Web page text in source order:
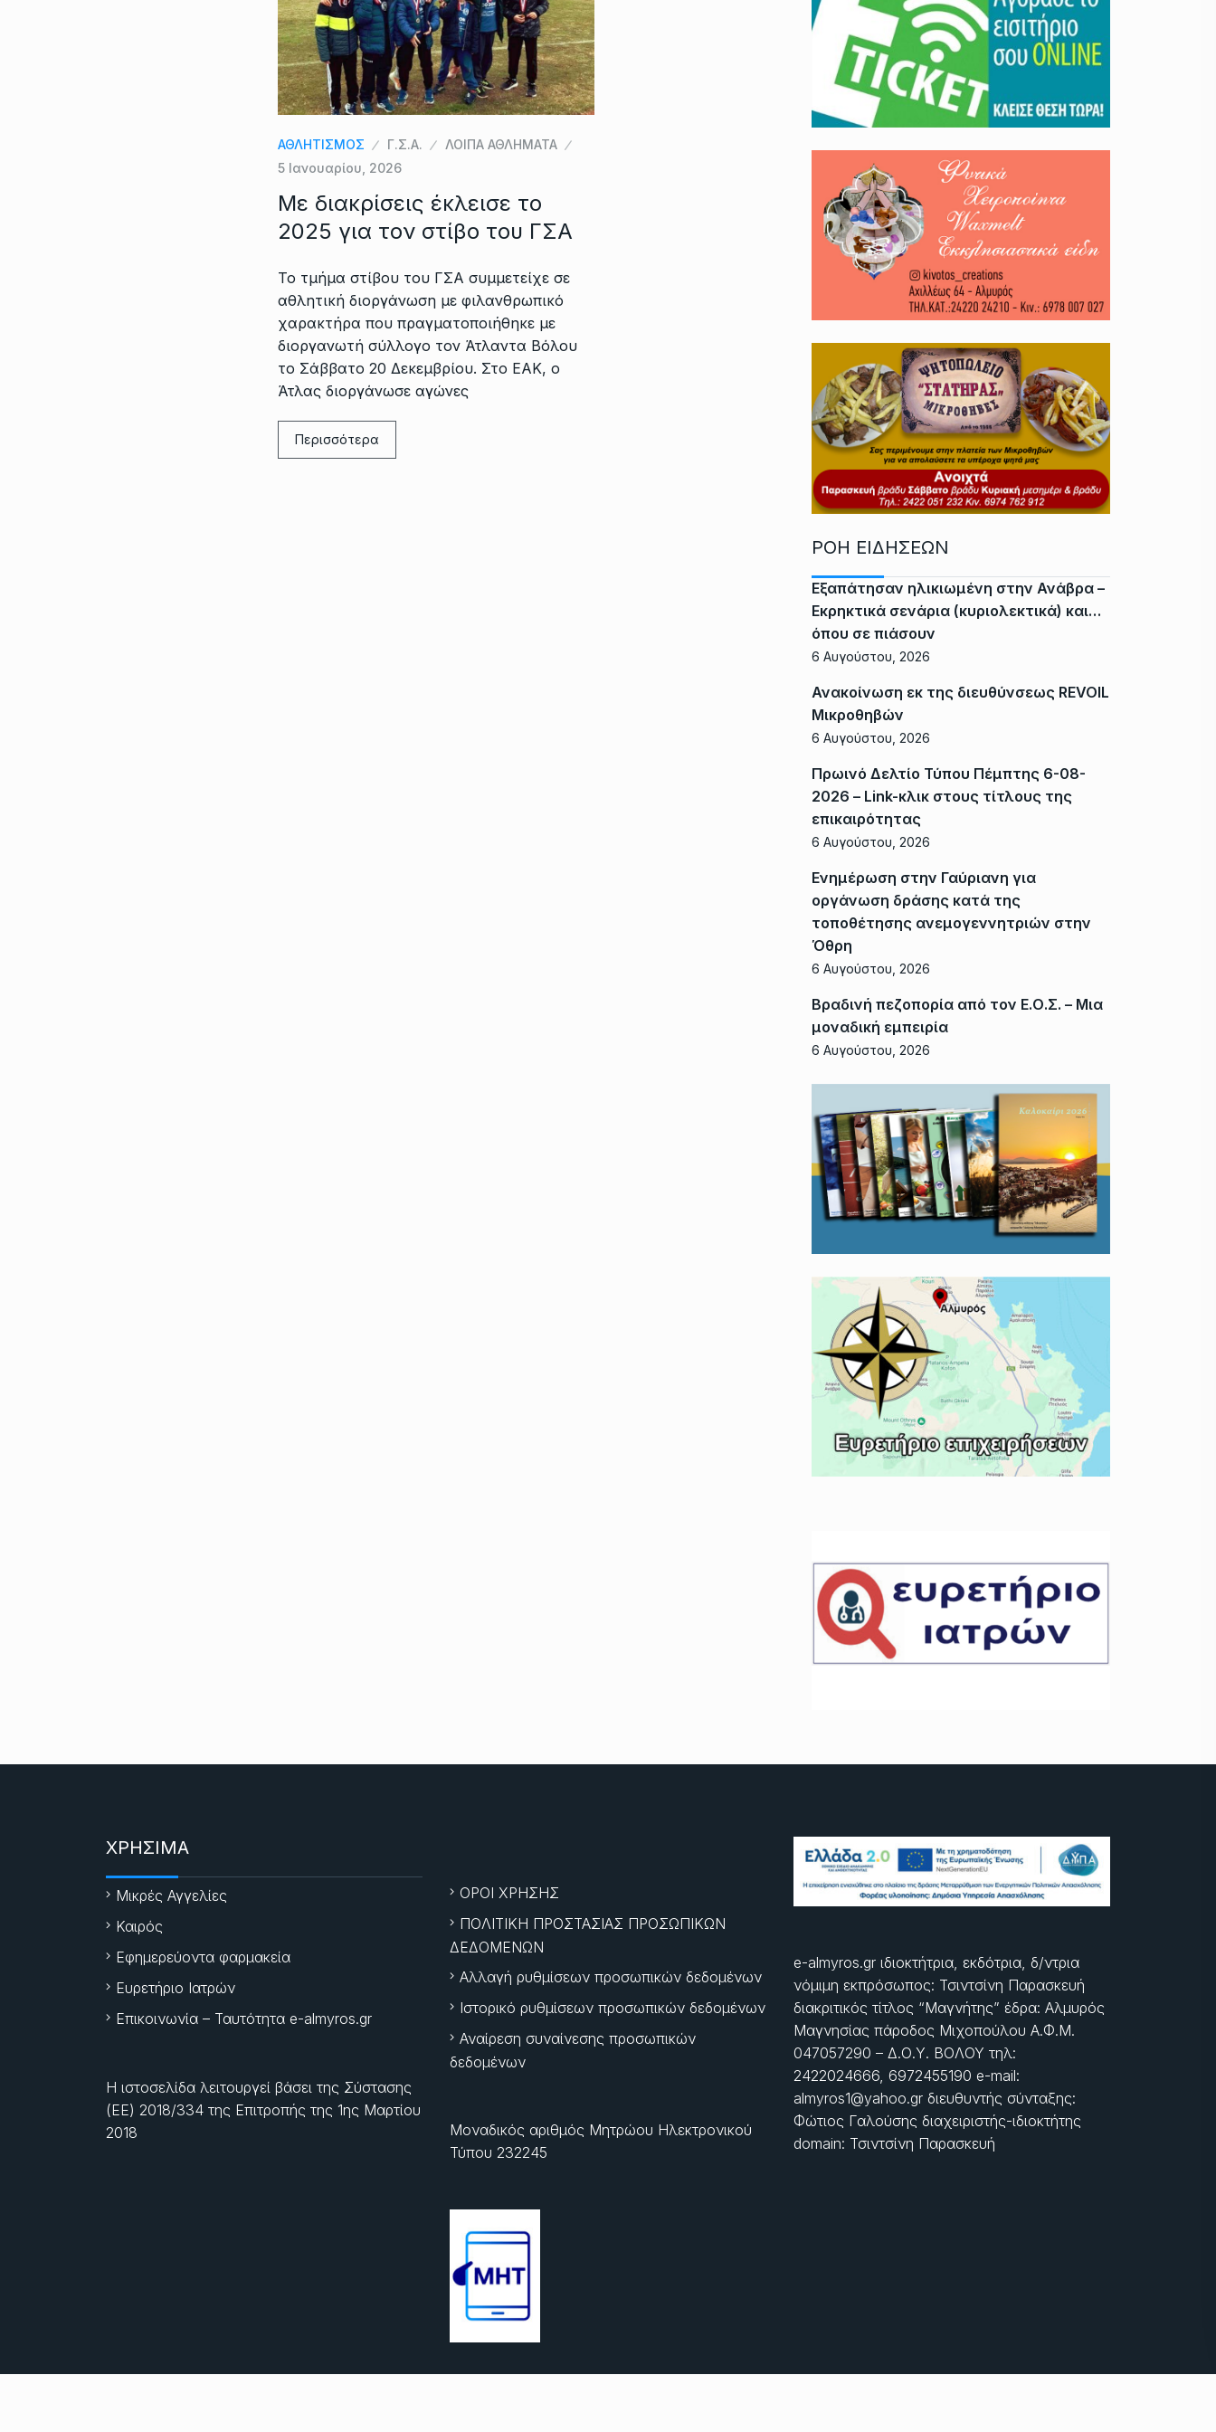
ΑΘΛΗΤΙΣΜΟΣ Γ.Σ.Α.
ΛΟΙΠΑ ΑΘΛΗΜΑΤΑ
5 Ιανουαρίου, 2026
Με διακρίσεις έκλεισε το
2025 για τον στίβο του ΓΣΑ
Το τμήμα στίβου του ΓΣΑ συμμετείχε σε
αθλητική διοργάνωση με φιλανθρωπικό
χαρακτήρα που πραγματοποιήθηκε με
διοργανωτή σύλλογο τον Άτλαντα Βόλου
το Σάββατο 20 Δεκεμβρίου. Στο ΕΑΚ, ο
Άτλας διοργάνωσε αγώνες
Περισσότερα
ΡΟΗ ΕΙΔΗΣΕΩΝ
Εξαπάτησαν ηλικιωμένη στην Ανάβρα –
Εκρηκτικά σενάρια (κυριολεκτικά) και…
όπου σε πιάσουν
6 Αυγούστου, 2026
Ανακοίνωση εκ της διευθύνσεως REVOIL
Μικροθηβών
6 Αυγούστου, 2026
Πρωινό Δελτίο Τύπου Πέμπτης 6-08-
2026 – Link-κλικ στους τίτλους της
επικαιρότητας
6 Αυγούστου, 2026
Ενημέρωση στην Γαύριανη για
οργάνωση δράσης κατά της
τοποθέτησης ανεμογεννητριών στην
Όθρη
6 Αυγούστου, 2026
Βραδινή πεζοπορία από τον Ε.Ο.Σ. – Μια
μοναδική εμπειρία
6 Αυγούστου, 2026
ΧΡΗΣΙΜΑ
Μικρές Αγγελίες
Καιρός
Εφημερεύοντα φαρμακεία
Ευρετήριο Ιατρών
Επικοινωνία – Ταυτότητα e-almyros.gr
Η ιστοσελίδα λειτουργεί βάσει της Σύστασης
(ΕΕ) 2018/334 της Επιτροπής της 1ης Μαρτίου
2018
ΟΡΟΙ ΧΡΗΣΗΣ
ΠΟΛΙΤΙΚΗ ΠΡΟΣΤΑΣΙΑΣ ΠΡΟΣΩΠΙΚΩΝ
ΔΕΔΟΜΕΝΩΝ
Αλλαγή ρυθμίσεων προσωπικών δεδομένων
Ιστορικό ρυθμίσεων προσωπικών δεδομένων
Αναίρεση συναίνεσης προσωπικών
δεδομένων
Μοναδικός αριθμός Μητρώου Ηλεκτρονικού
Τύπου 232245
e-almyros.gr ιδιοκτήτρια, εκδότρια, δ/ντρια
νόμιμη εκπρόσωπος: Τσιντσίνη Παρασκευή
διακριτικός τίτλος “Μαγνήτης” έδρα: Αλμυρός
Μαγνησίας πάροδος Μιχοπούλου Α.Φ.Μ.
047057290 – Δ.Ο.Υ. ΒΟΛΟΥ τηλ:
2422024666, 6972455190 e-mail:
almyros1@yahoo.gr διευθυντής σύνταξης:
Φώτιος Γαλούσης διαχειριστής-ιδιοκτήτης
domain: Τσιντσίνη Παρασκευή